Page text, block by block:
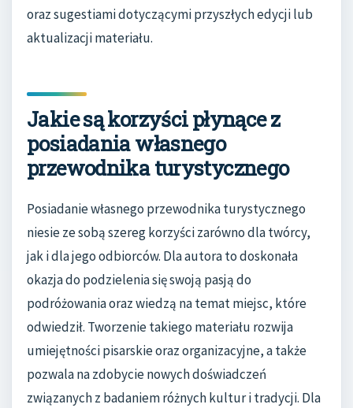
oraz sugestiami dotyczącymi przyszłych edycji lub
aktualizacji materiału.
Jakie są korzyści płynące z
posiadania własnego
przewodnika turystycznego
Posiadanie własnego przewodnika turystycznego
niesie ze sobą szereg korzyści zarówno dla twórcy,
jak i dla jego odbiorców. Dla autora to doskonała
okazja do podzielenia się swoją pasją do
podróżowania oraz wiedzą na temat miejsc, które
odwiedził. Tworzenie takiego materiału rozwija
umiejętności pisarskie oraz organizacyjne, a także
pozwala na zdobycie nowych doświadczeń
związanych z badaniem różnych kultur i tradycji. Dla